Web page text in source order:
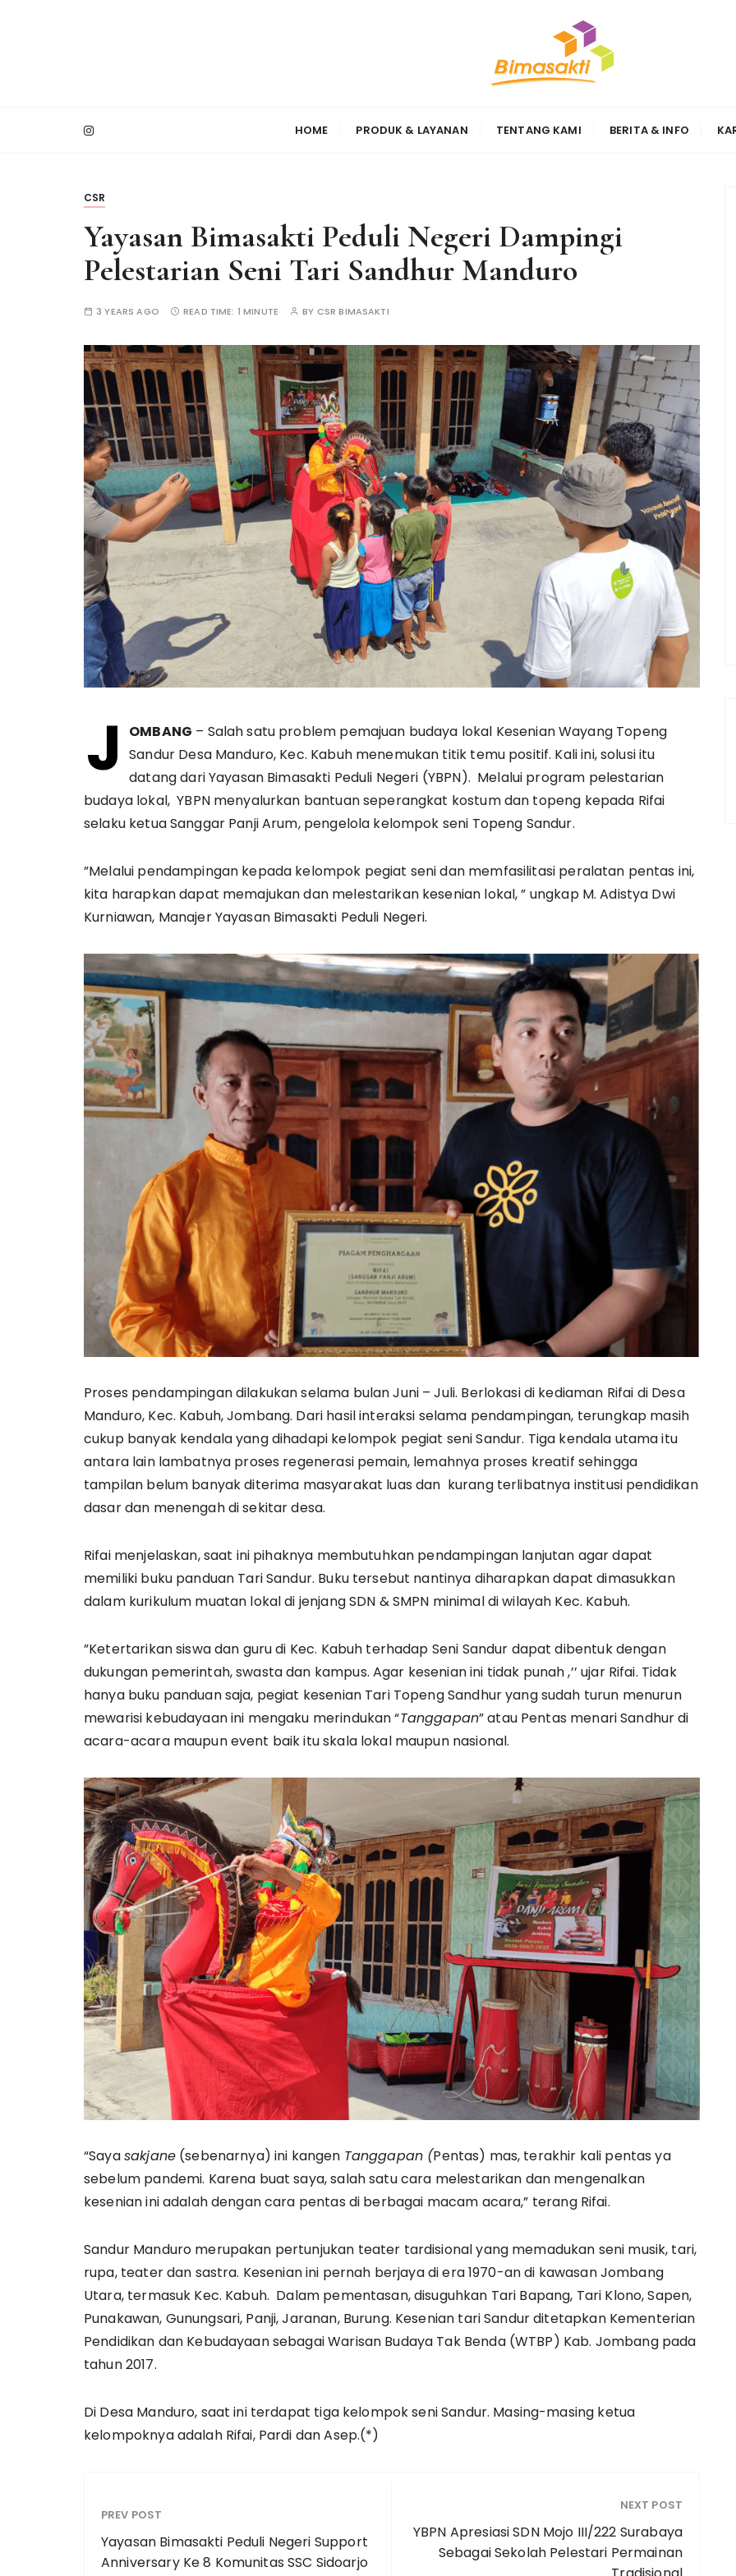
Bimasakti Multi Sinergi
HOME PRODUK & LAYANAN TENTANG KAMI BERITA & INFO
CSR
Yayasan Bimasakti Peduli Negeri Dampingi
Pelestarian Seni Tari Sandhur Manduro
3 YEARS AGO READ TIME: 1 MINUTE BY CSR BIMASAKTI
J OMBANG – Salah satu problem pemajuan budaya lokal Kesenian Wayang Topeng
Sandur Desa Manduro, Kec. Kabuh menemukan titik temu positif. Kali ini, solusi itu
datang dari Yayasan Bimasakti Peduli Negeri (YBPN). Melalui program pelestarian
budaya lokal, YBPN menyalurkan bantuan seperangkat kostum dan topeng kepada Rifai
selaku ketua Sanggar Panji Arum, pengelola kelompok seni Topeng Sandur.
”Melalui pendampingan kepada kelompok pegiat seni dan memfasilitasi peralatan pentas ini,
kita harapkan dapat memajukan dan melestarikan kesenian lokal, ” ungkap M. Adistya Dwi
Kurniawan, Manajer Yayasan Bimasakti Peduli Negeri.
Proses pendampingan dilakukan selama bulan Juni – Juli. Berlokasi di kediaman Rifai di Desa
Manduro, Kec. Kabuh, Jombang. Dari hasil interaksi selama pendampingan, terungkap masih
cukup banyak kendala yang dihadapi kelompok pegiat seni Sandur. Tiga kendala utama itu
antara lain lambatnya proses regenerasi pemain, lemahnya proses kreatif sehingga
tampilan belum banyak diterima masyarakat luas dan kurang terlibatnya institusi pendidikan
dasar dan menengah di sekitar desa.
Rifai menjelaskan, saat ini pihaknya membutuhkan pendampingan lanjutan agar dapat
memiliki buku panduan Tari Sandur. Buku tersebut nantinya diharapkan dapat dimasukkan
dalam kurikulum muatan lokal di jenjang SDN & SMPN minimal di wilayah Kec. Kabuh.
”Ketertarikan siswa dan guru di Kec. Kabuh terhadap Seni Sandur dapat dibentuk dengan
dukungan pemerintah, swasta dan kampus. Agar kesenian ini tidak punah ,’’ ujar Rifai. Tidak
hanya buku panduan saja, pegiat kesenian Tari Topeng Sandhur yang sudah turun menurun
mewarisi kebudayaan ini mengaku merindukan “Tanggapan” atau Pentas menari Sandhur di
acara-acara maupun event baik itu skala lokal maupun nasional.
“Sayasakjane(sebenarnya) ini kangen Tanggapan (Pentas) mas, terakhir kali pentas ya
sebelum pandemi. Karena buat saya, salah satu cara melestarikan dan mengenalkan
kesenian ini adalah dengan cara pentas di berbagai macam acara,” terang Rifai.
Sandur Manduro merupakan pertunjukan teater tardisional yang memadukan seni musik, tari,
rupa, teater dan sastra. Kesenian ini pernah berjaya di era 1970-an di kawasan Jombang
Utara, termasuk Kec. Kabuh. Dalam pementasan, disuguhkan Tari Bapang, Tari Klono, Sapen,
Punakawan, Gunungsari, Panji, Jaranan, Burung. Kesenian tari Sandur ditetapkan Kementerian
Pendidikan dan Kebudayaan sebagai Warisan Budaya Tak Benda (WTBP) Kab. Jombang pada
tahun 2017.
Di Desa Manduro, saat ini terdapat tiga kelompok seni Sandur. Masing-masing ketua
kelompoknya adalah Rifai, Pardi dan Asep.(*)
PREV POST
Yayasan Bimasakti Peduli Negeri Support
Anniversary Ke 8 Komunitas SSC Sidoarjo
NEXT POST
YBPN Apresiasi SDN Mojo III/222 Surabaya
Sebagai Sekolah Pelestari Permainan